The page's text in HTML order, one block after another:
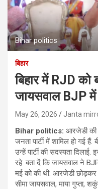
Bihar politics
बिहार
बिहार में RJD को
जायसवाल BJP में
May 26, 2026 Janta
Bihar politics: आरजेडी की
जनता पार्टी में शामिल हो गई
उन्हें पार्टी की सदस्यता
रहे. बता दें कि जायसवाल ने
मई को की थी. आरजेडी
सीमा जायसवाल, माया गुप्ता,